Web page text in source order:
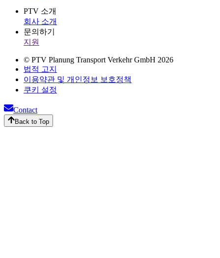
PTV 소개
회사 소개
문의하기
지원
© PTV Planung Transport Verkehr GmbH 2026
법적 고지
이용약관 및 개인정보 보호정책
쿠키 설정
Contact
Back to Top